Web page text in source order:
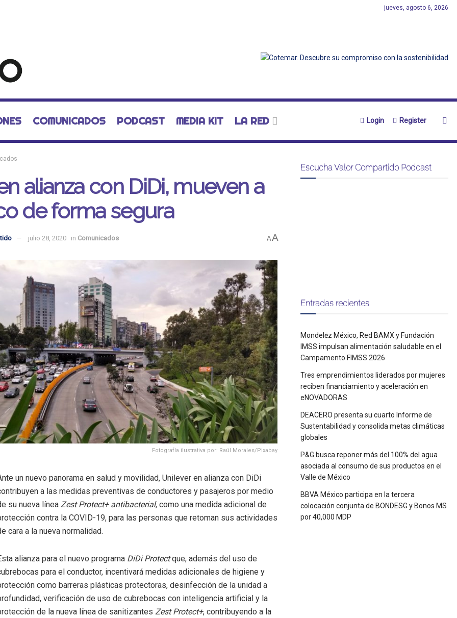
jueves, agosto 6, 2026
COMUNICADOS PODCAST MEDIA KIT LA RED Login Register
alianza con DiDi, mueven a
de forma segura
julio 28, 2020 in Comunicados AA
Fotografía ilustrativa por: Raúl Morales/Pixabay
un nuevo panorama en salud y movilidad, Unilever en alianza con DiDi
a las medidas preventivas de conductores y pasajeros por medio
su nueva línea Zest Protect+ antibacterial, como una medida adicional de
contra la COVID-19, para las personas que retoman sus actividades
cara a la nueva normalidad.
alianza para el nuevo programa DiDi Protectque, además del uso de
para el conductor, incentivará medidas adicionales de higiene y
como barreras plásticas protectoras, desinfección de la unidad a
verificación de uso de cubrebocas con inteligencia artificial y la
de la nueva línea de sanitizantes Zest Protect+, contribuyendo a la
Escucha Valor Compartido Podcast
Entradas recientes
Mondelēz México, Red BAMX y Fundación
IMSS impulsan alimentación saludable en el
Campamento FIMSS 2026
Tres emprendimientos liderados por mujeres
reciben financiamiento y aceleración en
eNOVADORAS
DEACERO presenta su cuarto Informe de
Sustentabilidad y consolida metas climáticas
globales
P&G busca reponer más del 100% del agua
asociada al consumo de sus productos en el
Valle de México
BBVA México participa en la tercera
colocación conjunta de BONDESG y Bonos MS
por 40,000 MDP